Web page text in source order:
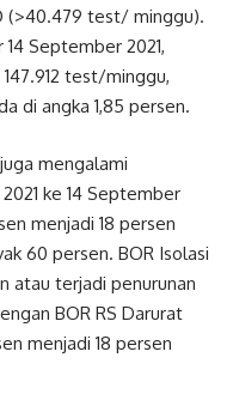
(>40.479 test/ minggu).
September 2021,
test/minggu,
di angka 1,85 persen.
mengalami
ke 14 September
menjadi 18 persen
60 persen. BOR Isolasi
atau terjadi penurunan
BOR RS Darurat
menjadi 18 persen